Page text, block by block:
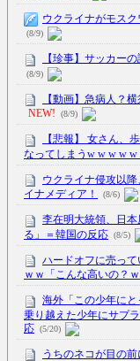
ウクライナがモス
(8/9)
【珍事】サッカー
(8/9)
【動画】急病人？
NEW!
(8/9)
【悲報】 女さん、
なってしまうw w w w w
ウクライナ侵攻以
イナメディア！
(8/6)
李在明大統領、日
る」＝韓国の反応 (8/5)
ハードオフに売って
ｗｗ「こんな高いの？
海外「この少年に
乗り越えた少年にサプ
応 (5/20)
うちのネコが目の